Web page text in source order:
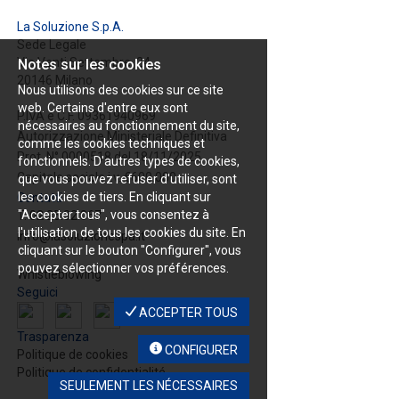
La Soluzione S.p.A.
Sede Legale
Via Venti Settembre, 24
20146 Milano
P.IVA e C.F. 09361940969
Autorizzazione Ministeriale Definitiva
Prot. N° 0000518 del 18/11/2025
Capitale sociale i.v. €600.000
Contatti
T.02 25.32.067
info@lasoluzionespa.it
Whistleblowing
Seguici
Trasparenza
Politique de cookies
Politique de confidentialité
Notes sur les cookies
Nous utilisons des cookies sur ce site
web. Certains d'entre eux sont
nécessaires au fonctionnement du site,
comme les cookies techniques et
fonctionnels. D'autres types de cookies,
que vous pouvez refuser d'utiliser, sont
les cookies de tiers. En cliquant sur
"Accepter tous", vous consentez à
l'utilisation de tous les cookies du site. En
cliquant sur le bouton "Configurer", vous
pouvez sélectionner vos préférences.
ACCEPTER TOUS
CONFIGURER
SEULEMENT LES NÉCESSAIRES